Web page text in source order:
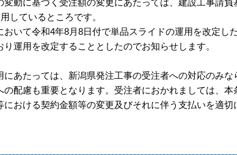
動に基づく受注額の変更にあたっては、建設工事請負
しているところです。
いて令和4年8月8日付で単品スライドの運用を改定し
運用を改定することとしたのでお知らせします。
あたっては、新潟県発注工事の受注者への対応のみな
配慮も重要となります。受注者におかれましては、本
おける契約金額等の変更及びそれに伴う支払いを適切